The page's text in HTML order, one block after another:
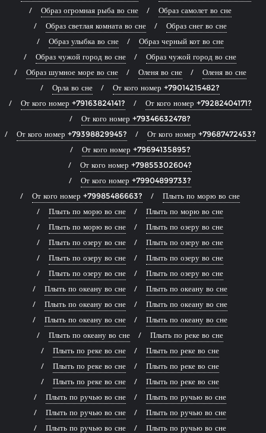
Образ огромная рыба во сне
Образ самолет во сне
Образ светлая комната во сне
Образ снег во сне
Образ улыбка во сне
Образ черный кот во сне
Образ чужой город во сне
Образ чужой город во сне
Образ шумное море во сне
Оленя во сне
Оленя во сне
Орла во сне
От кого номер +79014215482?
От кого номер +79163824141?
От кого номер +79282404171?
От кого номер +79346632478?
От кого номер +79398829945?
От кого номер +79687472453?
От кого номер +79694135895?
От кого номер +79855302604?
От кого номер +79904899733?
От кого номер +79985486663?
Плыть по морю во сне
Плыть по морю во сне
Плыть по морю во сне
Плыть по морю во сне
Плыть по озеру во сне
Плыть по озеру во сне
Плыть по озеру во сне
Плыть по озеру во сне
Плыть по озеру во сне
Плыть по озеру во сне
Плыть по озеру во сне
Плыть по океану во сне
Плыть по океану во сне
Плыть по океану во сне
Плыть по океану во сне
Плыть по океану во сне
Плыть по океану во сне
Плыть по океану во сне
Плыть по реке во сне
Плыть по реке во сне
Плыть по реке во сне
Плыть по реке во сне
Плыть по реке во сне
Плыть по реке во сне
Плыть по реке во сне
Плыть по ручью во сне
Плыть по ручью во сне
Плыть по ручью во сне
Плыть по ручью во сне
Плыть по ручью во сне
Плыть по ручью во сне